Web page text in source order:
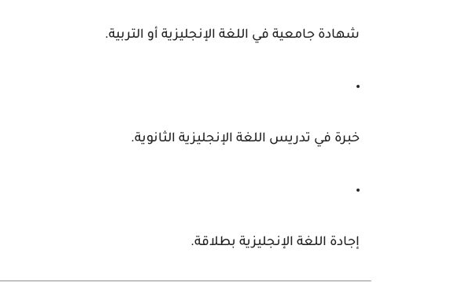
شهادة جامعية في اللغة الإنجليزية أو التربية.
خبرة في تدريس اللغة الإنجليزية الثانوية.
إجادة اللغة الإنجليزية بطلاقة.